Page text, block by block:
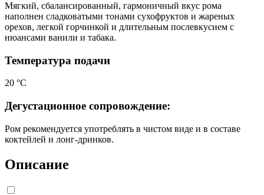
Мягкий, сбалансированный, гармоничный вкус рома
наполнен сладковатыми тонами сухофруктов и жареных
орехов, легкой горчинкой и длительным послевкусием с
нюансами ванили и табака.
Температура подачи
20 °С
Дегустационное сопровождение:
Ром рекомендуется употреблять в чистом виде и в составе
коктейлей и лонг-дринков.
Описание